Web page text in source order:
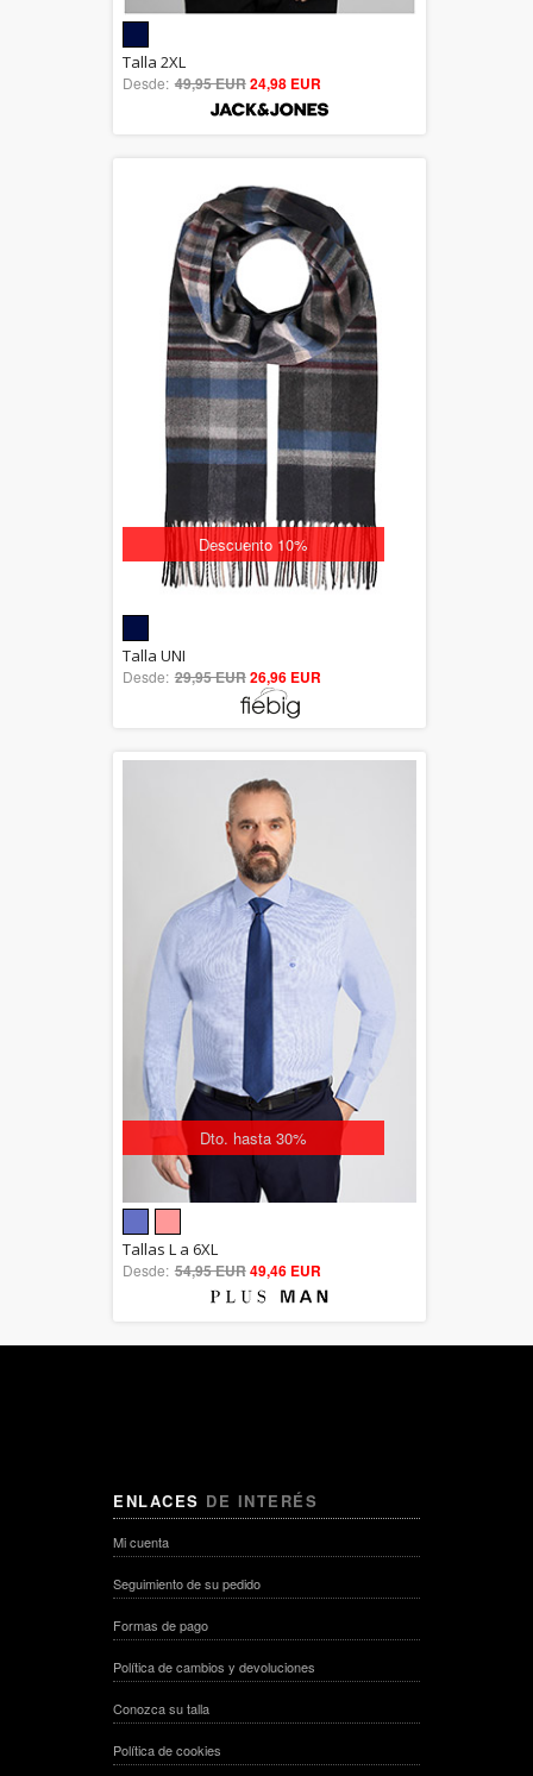
out of 5
Talla 2XL
Desde: 49,95 EUR24,98 EUR
Descuento 10%
out of 5
Talla UNI
Desde: 29,95 EUR26,96 EUR
Dto. hasta 30%
out of 5
Tallas L a 6XL
Desde: 54,95 EUR49,46 EUR
ENLACES DE INTERÉS
Mi cuenta
Seguimiento de su pedido
Formas de pago
Política de cambios y devoluciones
Conozca su talla
Política de cookies